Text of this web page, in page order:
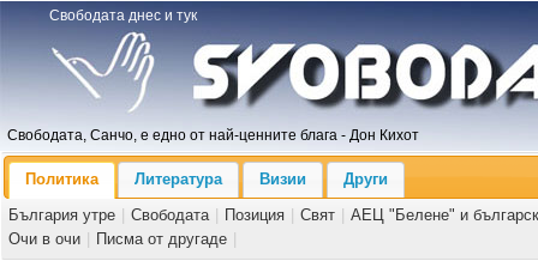
Свободата днес и тук
Свободата, Санчо, е едно от най-ценните блага - Дон Кихот
Политика Литература Визии
Други
България утре
Свободата Позиция Свят
АЕЦ "Белене" и
Очи в очи
Писма от другаде